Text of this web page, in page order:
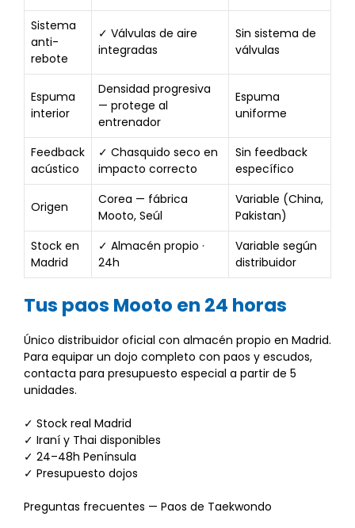
Sistema
anti-
rebote
✓ Válvulas de aire
integradas
Sin sistema de
válvulas
Espuma
interior
Densidad progresiva
— protege al
entrenador
Espuma
uniforme
Feedback
acústico
✓ Chasquido seco en
impacto correcto
Sin feedback
específico
Origen
Corea — fábrica
Mooto, Seúl
Variable (China,
Pakistan)
Stock en
Madrid
✓ Almacén propio ·
24h
Variable según
distribuidor
Tus paos Mooto en 24 horas
Único distribuidor oficial con almacén propio en Madrid.
Para equipar un dojo completo con paos y escudos,
contacta para presupuesto especial a partir de 5
unidades.
✓ Stock real Madrid
✓ Iraní y Thai disponibles
✓ 24–48h Península
✓ Presupuesto dojos
Preguntas frecuentes — Paos de Taekwondo